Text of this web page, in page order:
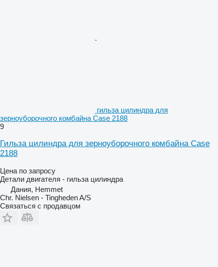
гильза цилиндра для
зерноуборочного комбайна Case 2188
9
Гильза цилиндра для зерноуборочного комбайна Case
2188
Цена по запросу
Детали двигателя - гильза цилиндра
Дания, Hemmet
Chr. Nielsen - Tingheden A/S
Связаться с продавцом